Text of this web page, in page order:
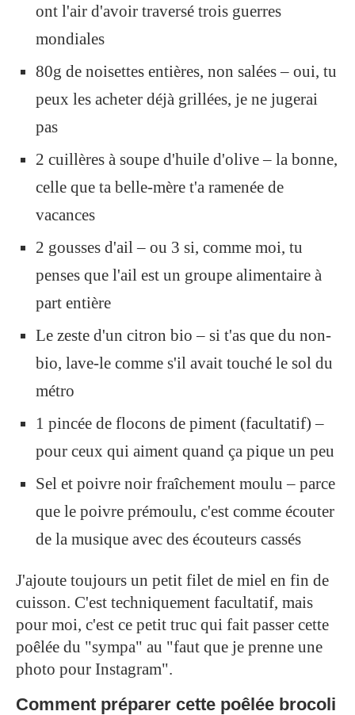
ont l'air d'avoir traversé trois guerres
mondiales
80g de noisettes entières, non salées – oui, tu
peux les acheter déjà grillées, je ne jugerai
pas
2 cuillères à soupe d'huile d'olive – la bonne,
celle que ta belle-mère t'a ramenée de
vacances
2 gousses d'ail – ou 3 si, comme moi, tu
penses que l'ail est un groupe alimentaire à
part entière
Le zeste d'un citron bio – si t'as que du non-
bio, lave-le comme s'il avait touché le sol du
métro
1 pincée de flocons de piment (facultatif) –
pour ceux qui aiment quand ça pique un peu
Sel et poivre noir fraîchement moulu – parce
que le poivre prémoulu, c'est comme écouter
de la musique avec des écouteurs cassés
J'ajoute toujours un petit filet de miel en fin de
cuisson. C'est techniquement facultatif, mais
pour moi, c'est ce petit truc qui fait passer cette
poêlée du "sympa" au "faut que je prenne une
photo pour Instagram".
Comment préparer cette poêlée brocoli